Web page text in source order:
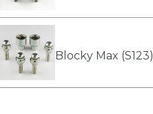
Blocky Max (S123)